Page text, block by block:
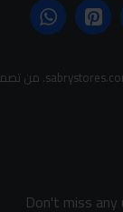
Don't miss